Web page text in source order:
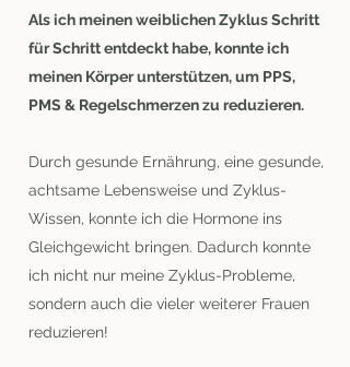
Als ich meinen weiblichen Zyklus Schritt
für Schritt entdeckt habe, konnte ich
meinen Körper unterstützen, um PPS,
PMS & Regelschmerzen zu reduzieren.
Durch gesunde Ernährung, eine gesunde,
achtsame Lebensweise und Zyklus-
Wissen, konnte ich die Hormone ins
Gleichgewicht bringen. Dadurch konnte
ich nicht nur meine Zyklus-Probleme,
sondern auch die vieler weiterer Frauen
reduzieren!